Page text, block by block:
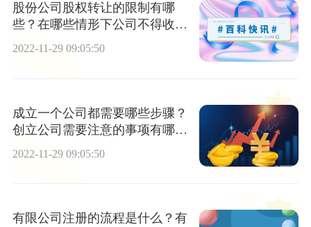
股份公司股权转让的限制有哪
些？在哪些情形下公司不得收购
本公司股份
2022-11-29 09:05:50
成立一个公司都需要哪些步骤？
创立公司需要注意的事项有哪
2022-11-29 09:05:50
有限公司注册的流程是什么？有